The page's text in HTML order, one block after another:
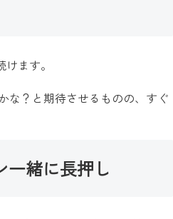
ます。
な？と期待させるものの、すぐ
一緒に長押し